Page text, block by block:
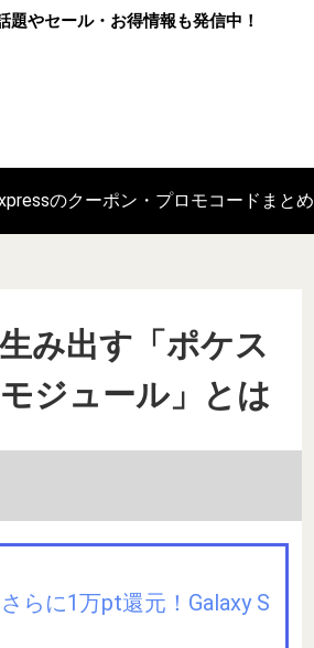
やセール・お得情報も発信中！
のクーポン・プロモコードまとめ
み出す「ポケス
ジュール」とは
らに1万pt還元！Galaxy S